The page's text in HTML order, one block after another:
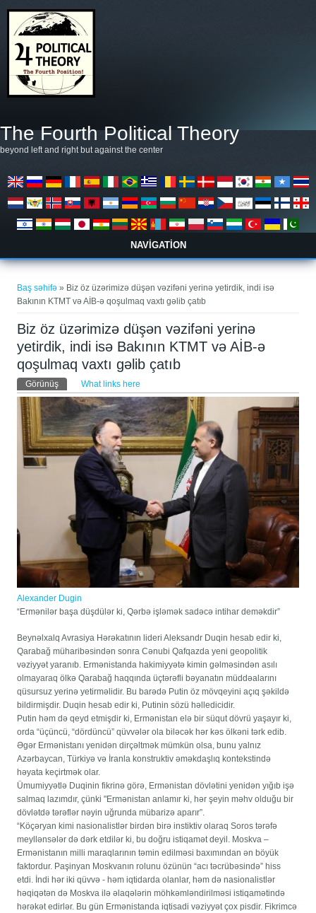
The Fourth Political Theory
beyond left and right but against the center
NAVIGATION
Baş səhifə » Biz öz üzərimizə düşən vəzifəni yerinə yetirdik, indi isə
Bakının KTMT və AİB-ə qoşulmaq vaxtı gəlib çatıb
Biz öz üzərimizə düşən vəzifəni yerinə
yetirdik, indi isə Bakının KTMT və AİB-ə
qoşulmaq vaxtı gəlib çatıb
Əsas tablar
Görünüş (active tab)What links here
Alexander Dugin
“Ermənilər başa düşdülər ki, Qərbə işləmək sadəcə intihar deməkdir”
Beynəlxalq Avrasiya Hərəkatının lideri Aleksandr Duqin hesab edir ki,
Qarabağ müharibəsindən sonra Cənubi Qafqazda yeni geopolitik
vəziyyət yaranıb. Ermənistanda hakimiyyətə kimin gəlməsindən asılı
olmayaraq ölkə Qarabağ haqqında üçtərəfli bəyanatın müddəalarını
qüsursuz yerinə yetirməlidir. Bu barədə Putin öz mövqeyini açıq şəkildə
bildirmişdir. Duqin hesab edir ki, Putinin sözü həlledicidir.
Putin həm də qeyd etmişdir ki, Ermənistan elə bir süqut dövrü yaşayır ki,
orda “üçüncü, “dördüncü” qüvvələr ola biləcək hər kəs ölkəni tərk edib.
Əgər Ermənistanı yenidən dirçəltmək mümkün olsa, bunu yalnız
Azərbaycan, Türkiyə və İranla konstruktiv əməkdaşlıq kontekstində
həyata keçirtmək olar.
Ümumiyyətlə Duqinin fikrinə görə, Ermənistan dövlətini yenidən yığıb işə
salmaq lazımdır, çünki "Ermənistan anlamır ki, hər şeyin məhv olduğu bir
dövlətdə tərəflər nəyin uğrunda mübarizə aparır”.
“Köçəryan kimi nasionalistlər birdən birə instiktiv olaraq Soros tərəfə
meyllənsələr də dərk etdilər ki, bu doğru istiqamət deyil. Moskva –
Ermənistanın milli maraqlarının təmin edilməsi baxımından ən böyük
faktordur. Paşinyan Moskvanın rolunu özünün “acı təcrübəsində” hiss
etdi. İndi hər iki qüvvə - həm iqtidarda olanlar, həm də nasionalistlər
həqiqətən də Moskva ilə əlaqələrin möhkəmləndirilməsi istiqamətində
hərəkət edirlər. Bu gün Ermənistanda iqtisadi vəziyyət çox pisdir. Fikrimcə